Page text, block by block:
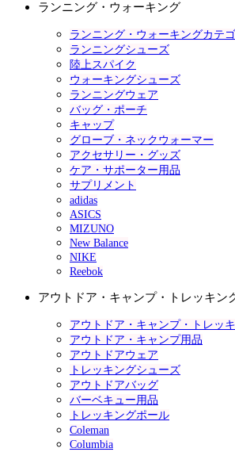
ランニング・ウォーキング
ランニング・ウォーキングカテ
ランニングシューズ
陸上スパイク
ウォーキングシューズ
ランニングウェア
バッグ・ポーチ
キャップ
グローブ・ネックウォーマー
アクセサリー・グッズ
ケア・サポーター用品
サプリメント
adidas
ASICS
MIZUNO
New Balance
NIKE
Reebok
アウトドア・キャンプ・トレッキン
アウトドア・キャンプ・トレッ
アウトドア・キャンプ用品
アウトドアウェア
トレッキングシューズ
アウトドアバッグ
バーベキュー用品
トレッキングポール
Coleman
Columbia